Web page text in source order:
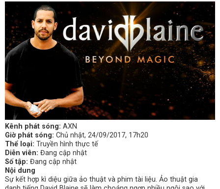
Kênh phát sóng: AXN
Giờ phát sóng: Chủ nhật, 24/09/2017, 17h20
Thể loại: Truyền hình thực tế
Diễn viên: Đang cập nhật
Số tập: Đang cập nhật
Nội dung
Sự kết hợp kì diệu giữa ảo thuật và phim tài liệu. Ảo thuật gia